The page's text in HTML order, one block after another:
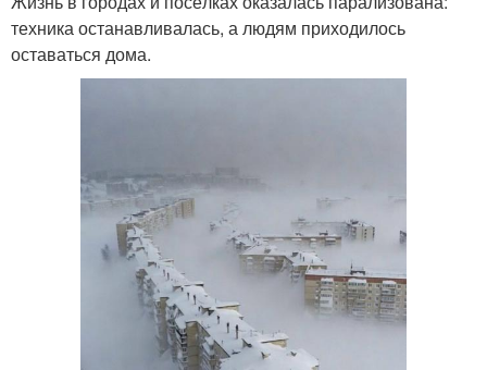
техника останавливалась, а людям приходилось
оставаться дома.